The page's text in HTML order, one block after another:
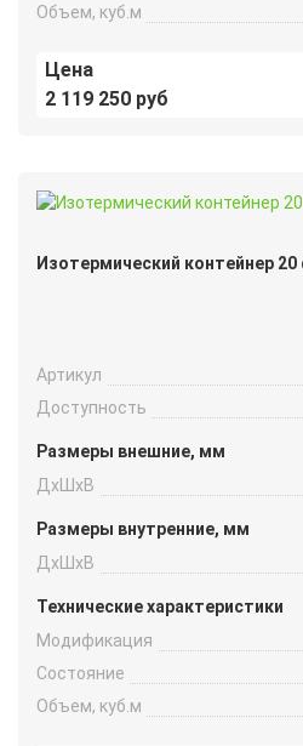
Объем, куб.м
Цена
2 119 250 руб
Изотермический контейнер
Артикул
Доступность
Размеры внешние, мм
ДxШxВ
Размеры внутренние, мм
ДxШxВ
Технические характеристики
Модификация
Состояние
Объем, куб.м